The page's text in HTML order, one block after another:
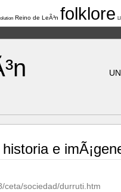
Reino de LeÃ³n folklore
e
ceta/sociedad/durruti.htm